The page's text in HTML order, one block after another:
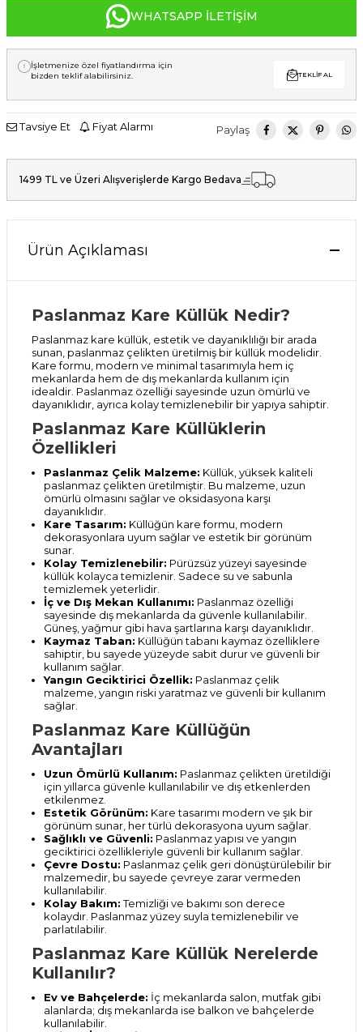
WHATSAPP İLETIŞIM
İşletmenize özel fiyatlandırma için
bizden teklif alabilirsiniz.
TEKLIF AL
Tavsiye Et Fiyat Alarmı Paylaş
1499 TL ve Üzeri Alışverişlerde Kargo Bedava
Ürün Açıklaması
Paslanmaz Kare Küllük Nedir?
Paslanmaz kare küllük, estetik ve dayanıklılığı bir arada
sunan, paslanmaz çelikten üretilmiş bir küllük modelidir.
Kare formu, modern ve minimal tasarımıyla hem iç
mekanlarda hem de dış mekanlarda kullanım için
idealdir. Paslanmaz özelliği sayesinde uzun ömürlü ve
dayanıklıdır, ayrıca kolay temizlenebilir bir yapıya sahiptir.
Paslanmaz Kare Küllüklerin
Özellikleri
Paslanmaz Çelik Malzeme: Küllük, yüksek kaliteli
paslanmaz çelikten üretilmiştir. Bu malzeme, uzun
ömürlü olmasını sağlar ve oksidasyona karşı
dayanıklıdır.
Kare Tasarım: Küllüğün kare formu, modern
dekorasyonlara uyum sağlar ve estetik bir görünüm
sunar.
Kolay Temizlenebilir: Pürüzsüz yüzeyi sayesinde
küllük kolayca temizlenir. Sadece su ve sabunla
temizlemek yeterlidir.
İç ve Dış Mekan Kullanımı: Paslanmaz özelliği
sayesinde dış mekanlarda da güvenle kullanılabilir.
Güneş, yağmur gibi hava şartlarına karşı dayanıklıdır.
Kaymaz Taban: Küllüğün tabanı kaymaz özelliklere
sahiptir, bu sayede yüzeyde sabit durur ve güvenli bir
kullanım sağlar.
Yangın Geciktirici Özellik: Paslanmaz çelik
malzeme, yangın riski yaratmaz ve güvenli bir kullanım
sağlar.
Paslanmaz Kare Küllüğün
Avantajları
Uzun Ömürlü Kullanım: Paslanmaz çelikten üretildiği
için yıllarca güvenle kullanılabilir ve dış etkenlerden
etkilenmez.
Estetik Görünüm: Kare tasarımı modern ve şık bir
görünüm sunar, her türlü dekorasyona uyum sağlar.
Sağlıklı ve Güvenli: Paslanmaz yapısı ve yangın
geciktirici özellikleriyle güvenli bir kullanım sağlar.
Çevre Dostu: Paslanmaz çelik geri dönüştürülebilir bir
malzemedir, bu sayede çevreye zarar vermeden
kullanılabilir.
Kolay Bakım:Temizliği ve bakımı son derece
kolaydır. Paslanmaz yüzey suyla temizlenebilir ve
parlatılabilir.
Paslanmaz Kare Küllük Nerelerde
Kullanılır?
Ev ve Bahçelerde: İç mekanlarda salon, mutfak gibi
alanlarda; dış mekanlarda ise balkon ve bahçelerde
kullanılabilir.